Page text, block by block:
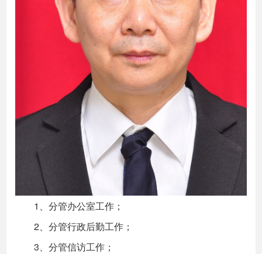
1、分管办公室工作；
2、分管行政后勤工作；
3、分管信访工作；